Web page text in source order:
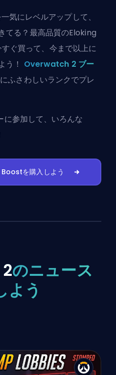
にレベルアップして、
てる？最高品質のEloking
ぐ買って、今まで以上に
う！ Overwatch 2 ブー
ふさわしいランクでプレ
に参加して、いろんな
を購入しよう
のニュース
よう